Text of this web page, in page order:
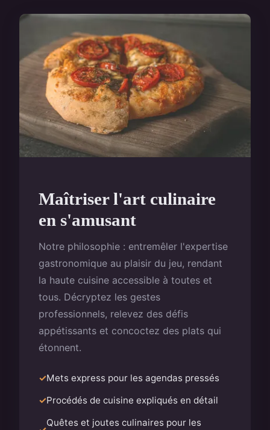
Maîtriser l'art culinaire
en s'amusant
Notre philosophie : entremêler l'expertise
gastronomique au plaisir du jeu, rendant
la haute cuisine accessible à toutes et
tous. Décryptez les gestes
professionnels, relevez des défis
appétissants et concoctez des plats qui
étonnent.
Mets express pour les agendas pressés
Procédés de cuisine expliqués en détail
Quêtes et joutes culinaires pour les